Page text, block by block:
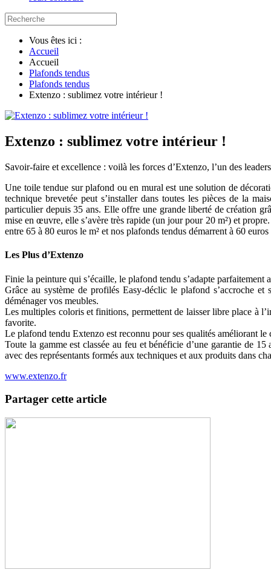
Vous êtes ici :
Accueil
Accueil
Plafonds tendus
Plafonds tendus
Extenzo : sublimez votre intérieur !
Extenzo : sublimez votre intérieur !
Savoir-faire et excellence : voilà les forces d’Extenzo, l’un des
Une toile tendue sur plafond ou en mural est une solution de
technique brevetée peut s’installer dans toutes les pièces de la
particulier depuis 35 ans. Elle offre une grande liberté de création
mise en œuvre, elle s’avère très rapide (un jour pour 20 m²) et
entre 65 à 80 euros le m² et nos plafonds tendus démarrent à 60 euros
Les Plus d’Extenzo
Finie la peinture qui s’écaille, le plafond tendu s’adapte
Grâce au système de profilés Easy-déclic le plafond s’accroche
déménager vos meubles.
Les multiples coloris et finitions, permettent de laisser libre place à
favorite.
Le plafond tendu Extenzo est reconnu pour ses qualités améliorant le
Toute la gamme est classée au feu et bénéficie d’une garantie de
avec des représentants formés aux techniques et aux produits dans
www.extenzo.fr
Partager cette article